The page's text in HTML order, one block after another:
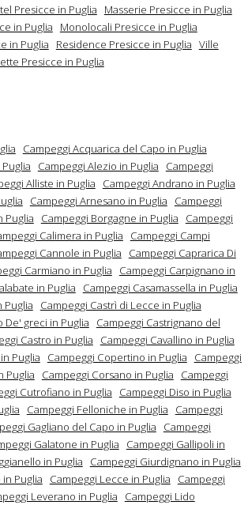
Presicce in Puglia
Masserie Presicce in Puglia
in Puglia
Monolocali Presicce in Puglia
in Puglia
Residence Presicce in Puglia Ville
Presicce in Puglia
Campeggi Acquarica del Capo in Puglia
Campeggi Alezio in Puglia
Campeggi
Alliste in Puglia
Campeggi Andrano in Puglia
Campeggi Arnesano in Puglia
Campeggi
Puglia
Campeggi Borgagne in Puglia
Campeggi
Calimera in Puglia
Campeggi Campi
Cannole in Puglia
Campeggi Caprarica Di
Carmiano in Puglia
Campeggi Carpignano in
in Puglia
Campeggi Casamassella in Puglia
Puglia
Campeggi Castrì di Lecce in Puglia
De' greci in Puglia
Campeggi Castrignano del
Castro in Puglia
Campeggi Cavallino in Puglia
Puglia
Campeggi Copertino in Puglia
Campeggi
Puglia
Campeggi Corsano in Puglia
Campeggi
Cutrofiano in Puglia
Campeggi Diso in Puglia
Campeggi Felloniche in Puglia
Campeggi
Gagliano del Capo in Puglia
Campeggi
Galatone in Puglia
Campeggi Gallipoli in
in Puglia
Campeggi Giurdignano in Puglia
Puglia
Campeggi Lecce in Puglia
Campeggi
Leverano in Puglia
Campeggi Lido